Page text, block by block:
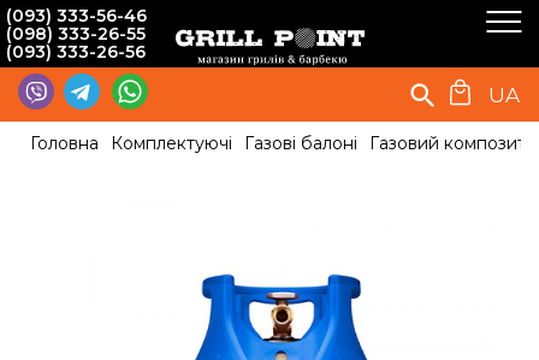
(093) 333-56-46
(098) 333-26-55
(093) 333-26-56
UA
Головна Комплектуючі Газові балоні Газовий